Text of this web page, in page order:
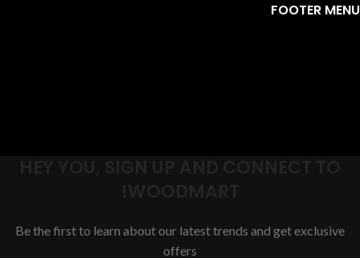
FOOTER MENU
Be the first to learn about our latest trends and get exclusive
offers